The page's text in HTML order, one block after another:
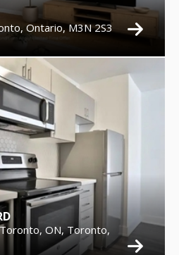
Ontario, M3N 2S3
ON, Toronto,